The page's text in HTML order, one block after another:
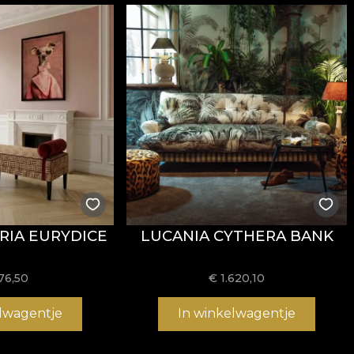
Fire Retardant
, fiind potrivit atât pentru utilizare
REACH.
la uzură, având 60.000 rubs
la testul de
la testul de inflamabilitate tip țigară.
EURYDICE LUCANIA CYTHERA BANK
€1.620,10
In winkelwagentje